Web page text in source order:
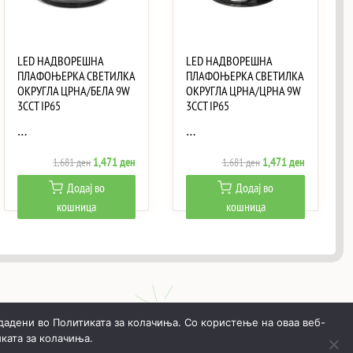
LED НАДВОРЕШНА
ПЛАФОЊЕРКА СВЕТИЛКА
ОКРУГЛА ЦРНА/БЕЛА 9W
3CCT IP65
…
1,681денOriginal
price
was:
1,681 ден.
1,471ден
price
1,471 ден.
Додај во
кошница
LED НАДВОРЕШНА
ПЛАФОЊЕРКА СВЕТИЛКА
ОКРУГЛА ЦРНА/ЦРНА 9W
3CCT IP65
…
1,681ден Original
price
was:
1,681 ден.
1,471денCurrent
price
1,471 ден.
Додај во
кошница
во Политиката за колачиња. Со користење на оваа веб-
за колачиња.